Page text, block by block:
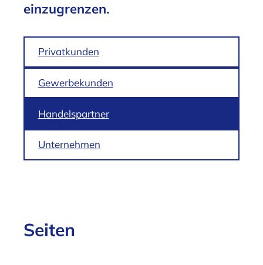
einzugrenzen.
Privatkunden
Gewerbekunden
Handelspartner
Unternehmen
Seiten